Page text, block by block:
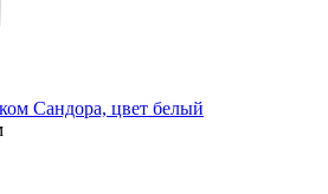
Сандора, цвет белый